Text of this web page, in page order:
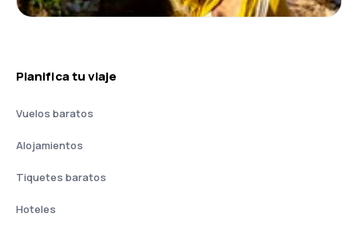
Planifica tu viaje
Vuelos baratos
Alojamientos
Tiquetes baratos
Hoteles